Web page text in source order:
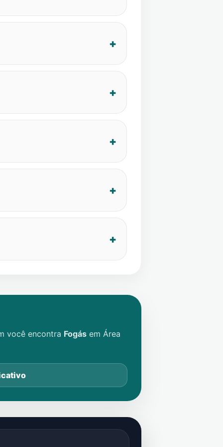
você encontra Fogás em Área